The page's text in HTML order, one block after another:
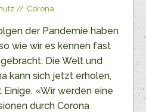
Corona
der Pandemie haben
wie wir es kennen fast
Die Welt und
kann sich jetzt erholen,
«Wir werden eine
durch Corona